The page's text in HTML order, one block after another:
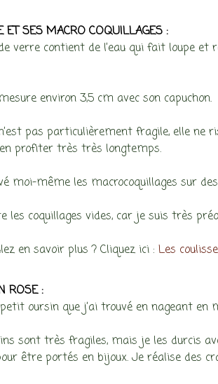
ET SES MACRO COQUILLAGES :
verre contient de l’eau qui fait loupe et
environ 3,5 cm avec son capuchon.
pas particulièrement fragile, elle ne
profiter très très longtemps.
moi-même les macrocoquillages sur
les coquillages vides, car je suis très
en savoir plus ? Cliquez ici :Les
ROSE :
petit oursin que j’ai trouvé en nageant en
sont très fragiles, mais je les durcis
être portés en bijoux. Je réalise des